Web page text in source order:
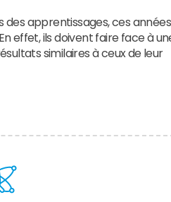
apprentissages, ces années
effet, ils doivent faire face à
similaires à ceux de leur